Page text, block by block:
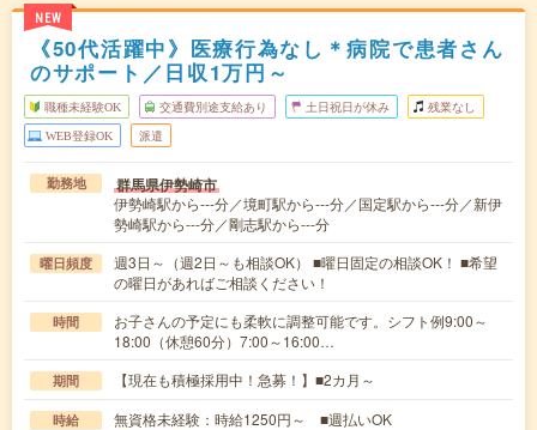
NEW
《50代活躍中》医療行為なし＊病院で患者さん
のサポート／日収1万円～
職種未経験OK 交通費別途支給あり 土日祝日が休み 残業なし
WEB登録OK 派遣
勤務地 群馬県伊勢崎市
伊勢崎駅から---分／境町駅から---分／国定駅から---分／新伊
勢崎駅から---分／剛志駅から---分
曜日頻度
週3日～（週2日～も相談OK） ■曜日固定の相談OK！ ■希望
の曜日があればご相談ください！
時間
お子さんの予定にも柔軟に調整可能です。シフト例9:00～
18:00（休憩60分）7:00～16:00…
期間 【現在も積極採用中！急募！】■2カ月～
時給 無資格未経験：時給1250円～ ■週払いOK